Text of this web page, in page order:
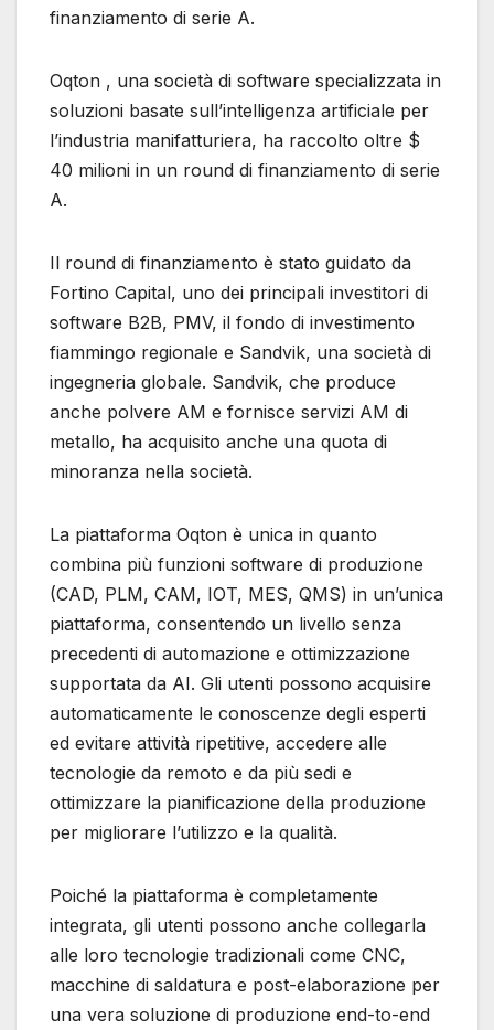
finanziamento di serie A.
Oqton , una società di software specializzata in
soluzioni basate sull’intelligenza artificiale per
l’industria manifatturiera, ha raccolto oltre $
40 milioni in un round di finanziamento di serie
A.
Il round di finanziamento è stato guidato da
Fortino Capital, uno dei principali investitori di
software B2B, PMV, il fondo di investimento
fiammingo regionale e Sandvik, una società di
ingegneria globale. Sandvik, che produce
anche polvere AM e fornisce servizi AM di
metallo, ha acquisito anche una quota di
minoranza nella società.
La piattaforma Oqton è unica in quanto
combina più funzioni software di produzione
(CAD, PLM, CAM, IOT, MES, QMS) in un’unica
piattaforma, consentendo un livello senza
precedenti di automazione e ottimizzazione
supportata da AI. Gli utenti possono acquisire
automaticamente le conoscenze degli esperti
ed evitare attività ripetitive, accedere alle
tecnologie da remoto e da più sedi e
ottimizzare la pianificazione della produzione
per migliorare l’utilizzo e la qualità.
Poiché la piattaforma è completamente
integrata, gli utenti possono anche collegarla
alle loro tecnologie tradizionali come CNC,
macchine di saldatura e post-elaborazione per
una vera soluzione di produzione end-to-end